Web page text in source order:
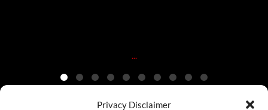
Privacy Disclaimer
...